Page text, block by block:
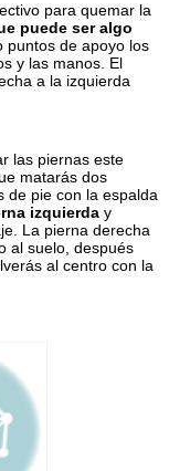
para quemar la
puede ser algo
puntos de apoyo los
y las manos. El
a la izquierda
las piernas este
matarás dos
de pie con la espalda
izquierda y
La pierna derecha
al suelo, después
al centro con la